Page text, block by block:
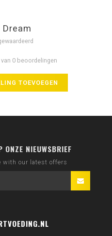
Dream
0 beoordelingen
TOEVOEGEN
ONZE NIEUWSBRIEF
with our latest offers